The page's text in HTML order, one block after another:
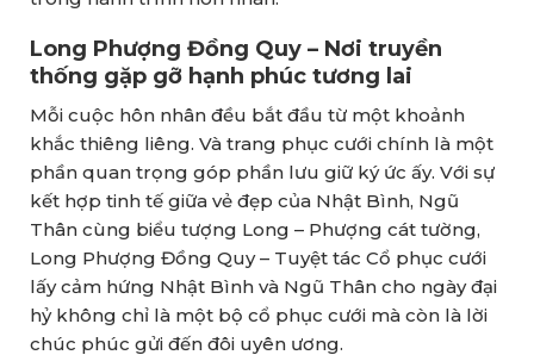
Long Phượng Đồng Quy – Nơi truyền
thống gặp gỡ hạnh phúc tương lai
Mỗi cuộc hôn nhân đều bắt đầu từ một khoảnh
khắc thiêng liêng. Và trang phục cưới chính là một
phần quan trọng góp phần lưu giữ ký ức ấy. Với sự
kết hợp tinh tế giữa vẻ đẹp của Nhật Bình, Ngũ
Thân cùng biểu tượng Long – Phượng cát tường,
Long Phượng Đồng Quy – Tuyệt tác Cổ phục cưới
lấy cảm hứng Nhật Bình và Ngũ Thân cho ngày đại
hỷ không chỉ là một bộ cổ phục cưới mà còn là lời
chúc phúc gửi đến đôi uyên ương.